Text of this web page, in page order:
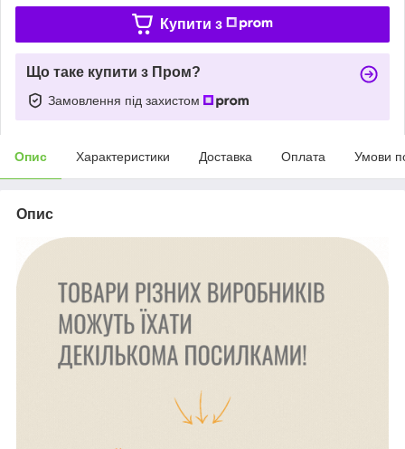
Купити з
Що таке купити з Пром?
Замовлення під захистом
Опис Характеристики Доставка Оплата Умови
Опис